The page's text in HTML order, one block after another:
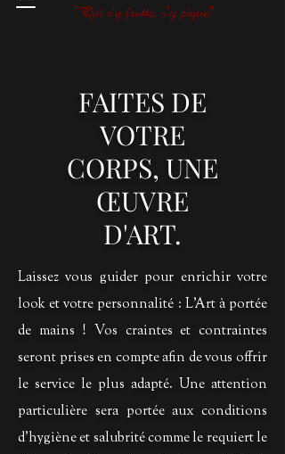
"Qui s'y frotte, s'y pique"
FAITES DE
VOTRE
CORPS, UNE
ŒUVRE
D'ART.
Laissez vous guider pour enrichir votre
look et votre personnalité : L'Art à portée
de mains ! Vos craintes et contraintes
seront prises en compte afin de vous offrir
le service le plus adapté. Une attention
particulière sera portée aux conditions
d'hygiène et salubrité comme le requiert le